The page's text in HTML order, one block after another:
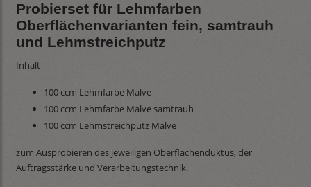
Probierset für Lehmfarben
Oberflächenvarianten fein, samtrauh
und Lehmstreichputz
Inhalt
100 ccm Lehmfarbe Malve
100 ccm Lehmfarbe Malve samtrauh
100 ccm Lehmstreichputz Malve
zum Ausprobieren des jeweiligen Oberflächenduktus, der
Auftragsstärke und Verarbeitungstechnik.